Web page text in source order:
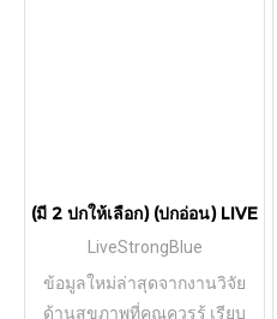
(มี 2 ปกให้เลือก) (ปกอ่อน) LIVE
LiveStrongBlue
ข้อมูลใหม่ล่าสุดจากงานวิจัย
ด้านสุขภาพที่คุณควรรู้ เรียบ